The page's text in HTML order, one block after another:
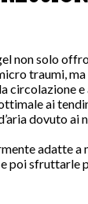
non solo
traumi,
circolazione
ai
dovuto
adatte
poi sfruttarle